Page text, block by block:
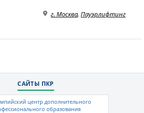
г. Москва, Пауэрлифтинг
САЙТЫ ПКР
центр дополнительного
образования